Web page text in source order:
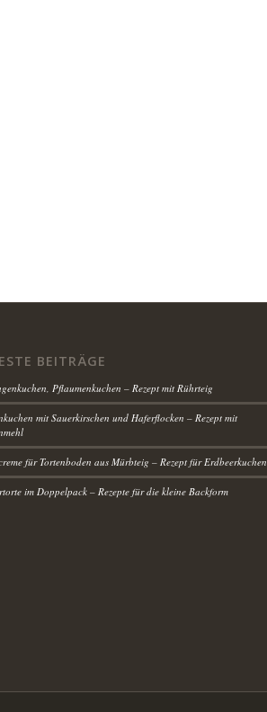
BEITRÄGE
Pflaumenkuchen – Rezept mit Rührteig
mit Sauerkirschen und Haferflocken – Rezept mit
für Tortenboden aus Mürbteig – Rezept für Erdbeerkuchen
im Doppelpack – Rezepte für die kleine Backform